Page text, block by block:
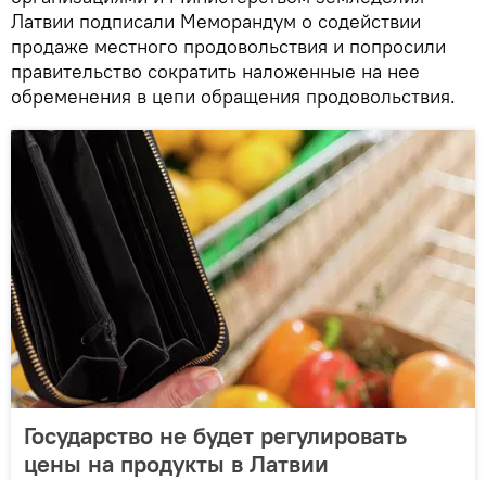
Латвии подписали Меморандум о содействии
продаже местного продовольствия и попросили
правительство сократить наложенные на нее
обременения в цепи обращения продовольствия.
Государство не будет регулировать
цены на продукты в Латвии